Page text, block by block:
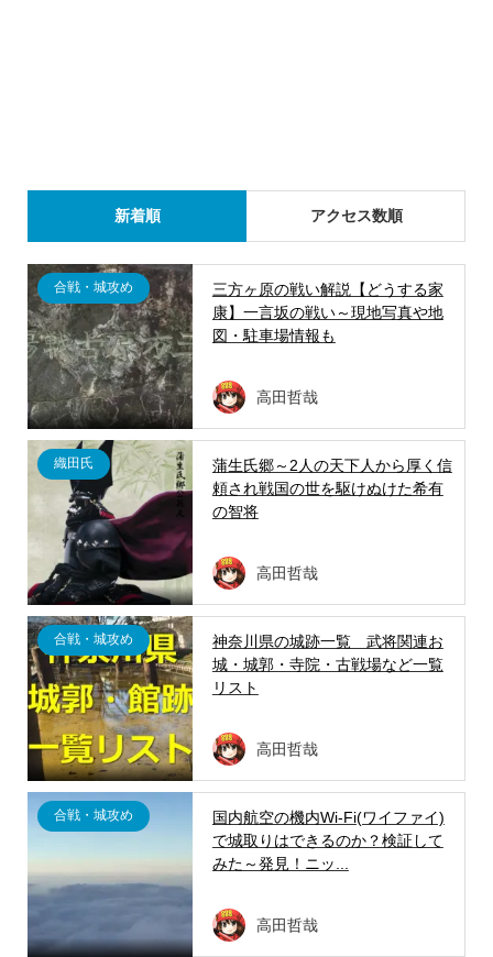
新着順 アクセス数順
合戦・城攻め
三方ヶ原の戦い解説【どうする家
康】一言坂の戦い～現地写真や地
図・駐車場情報も
高田哲哉
織田氏
蒲生氏郷～2人の天下人から厚く信
頼され戦国の世を駆けぬけた希有
の智将
高田哲哉
合戦・城攻め
神奈川県の城跡一覧 武将関連お
城・城郭・寺院・古戦場など一覧
リスト
高田哲哉
合戦・城攻め
国内航空の機内Wi-Fi(ワイファイ)
で城取りはできるのか？検証して
みた～発見！ニッ...
高田哲哉